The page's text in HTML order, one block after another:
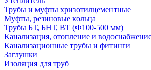
Трубы и муфты хризотилцементные
Муфты, резиновые кольца
Трубы БТ, БНТ, ВТ (Ф100-500 мм)
Канализация, отопление и
Канализационные трубы и фитинги
Заглушки
Изоляция для труб